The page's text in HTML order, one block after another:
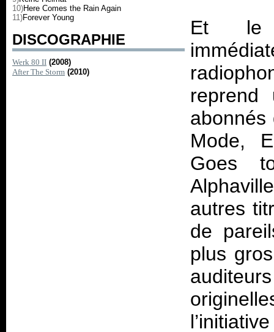
10)Here Comes the Rain Again
11)Forever Young
DISCOGRAPHIE
Werk 80 II (2008)
After The Storm (2010)
Et le
reprend
abonnés
Mode,
Goes
autres
de
plus